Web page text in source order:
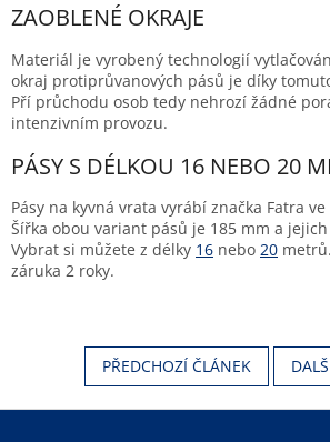
ZAOBLENÉ OKRAJE
Materiál je vyrobený technologií
okraj protiprůvanových pásů je díky
Pří průchodu osob tedy nehrozí žádné
intenzivním provozu.
PÁSY S DÉLKOU 16 NEBO 20
Pásy na kyvná vrata vyrábí značka Fatra
Šířka obou variant pásů je 185 mm a
Vybrat si můžete z délky 16 nebo 20
záruka 2 roky.
PŘEDCHOZÍ ČLÁNEK
Z